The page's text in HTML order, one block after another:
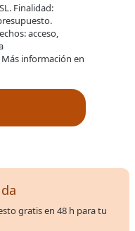
Finalidad:
acceso,
información en
gratis en 48 h para tu